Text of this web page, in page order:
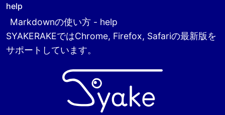
help
Markdownの使い方 - help
SYAKERAKEではChrome, Firefox, Safariの最新版を
サポートしています。